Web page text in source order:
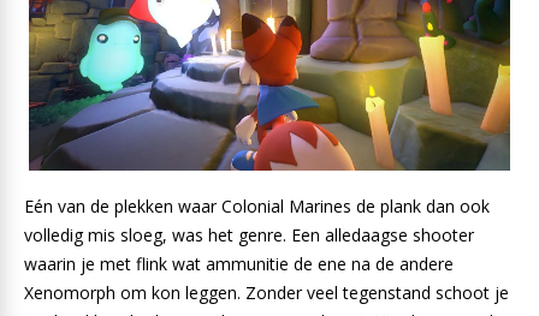
Eén van de plekken waar Colonial Marines de plank dan ook
volledig mis sloeg, was het genre. Een alledaagse shooter
waarin je met flink wat ammunitie de ene na de andere
Xenomorph om kon leggen. Zonder veel tegenstand schoot je